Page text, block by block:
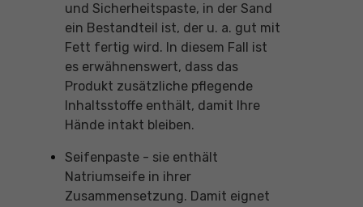
und Sicherheitspaste, in der Sand
ein Bestandteil ist, der u. a. gut mit
Fett fertig wird. In diesem Fall ist
es erwähnenswert, dass das
Produkt zusätzliche pflegende
Inhaltsstoffe enthält, damit Ihre
Hände intakt bleiben.
Seifenpaste - sie enthält
Natriumseife in ihrer
Zusammensetzung. Damit eignet